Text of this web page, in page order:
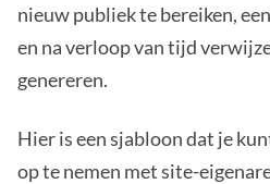
nieuw publiek te bereiken,
en na verloop van tijd
genereren.
Hier is een sjabloon dat je
op te nemen met site-